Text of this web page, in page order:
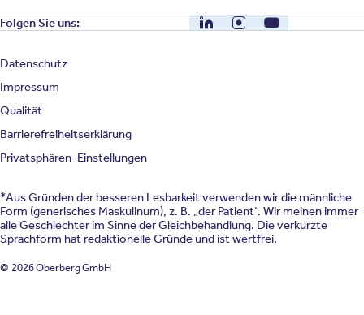
Folgen Sie uns: LinkedInInstagramYouTube
Datenschutz
Impressum
Qualität
Barrierefreiheitserklärung
Privatsphären-Einstellungen
*Aus Gründen der besseren Lesbarkeit verwenden wir die männliche
Form (generisches Maskulinum), z. B. „der Patient“. Wir meinen immer
alle Geschlechter im Sinne der Gleichbehandlung. Die verkürzte
Sprachform hat redaktionelle Gründe und ist wertfrei.
© 2026 Oberberg GmbH